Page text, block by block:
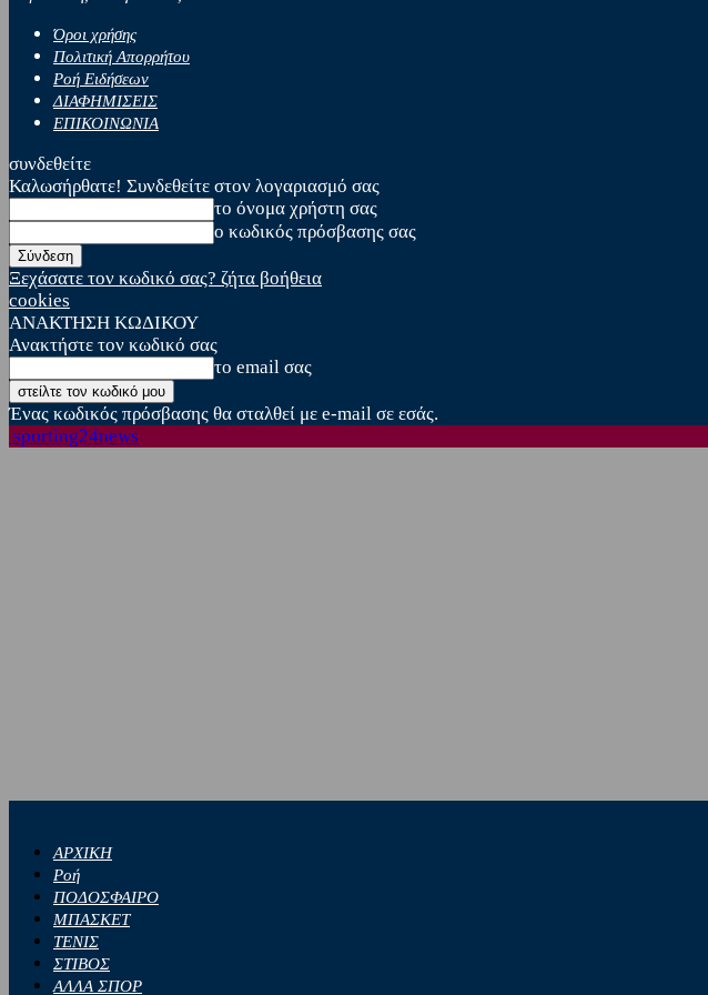
Όροι χρήσης
Πολιτική Απορρήτου
Ροή Ειδήσεων
ΔΙΑΦΗΜΙΣΕΙΣ
ΕΠΙΚΟΙΝΩΝΙΑ
συνδεθείτε
Καλωσήρθατε! Συνδεθείτε στον λογαριασμό σας
το όνομα χρήστη σας
ο κωδικός πρόσβασης σας
Ξεχάσατε τον κωδικό σας? ζήτα βοήθεια
cookies
ΑΝΑΚΤΗΣΗ ΚΩΔΙΚΟΥ
Ανακτήστε τον κωδικό σας
το email σας
Ένας κωδικός πρόσβασης θα σταλθεί με e-mail σε εσάς.
sporting24news
ΑΡΧΙΚΗ
Ροή
ΠΟΔΟΣΦΑΙΡΟ
ΜΠΑΣΚΕΤ
ΤΕΝΙΣ
ΣΤΙΒΟΣ
ΑΛΛΑ ΣΠΟΡ